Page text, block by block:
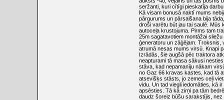
seržanti, kuri cītīgi pieskatīja
Kā visam bonusā naktī mums
pārgurums un pārsalšana bija
droši varētu būt jau tai saulē. Mūs
autoceļa krustojuma. Pirms tam
25m sagatavotiem montāžai
ģeneratoru un zāģējam. Troksnis,
atrumā nesas mums virsū. Knapi
Izrādās, šie augšā pēc traktora
neapturami tā masa sākusi
stāva, kad nepamanīju nākam
no Gaz 66 kravas kastes, kad tā
atsevišķs stāsts, jo zemes ceļi
vidu. Un tad viegli iedomāties, kā
apsēsties. Tā kā zirņi pa tām
daudz šoreiz būšu sarakstījis,